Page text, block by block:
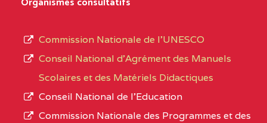
BAPTIST COMPREHENSIVE COLLEGE (
BAMENDA(1)
NORD-
OUEST
BAPTIST
COMPREHENSIVE
type
Commission Nationale de l’UNESCO
Conseil National d’Agrément des Manuels
Scolaires et des Matériels Didactiques
Conseil National de l’Education
Commission Nationale des Programmes et des